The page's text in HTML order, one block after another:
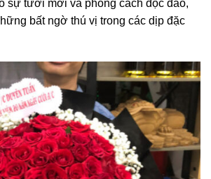
sự tươi mới và phong cách độc đáo,
bất ngờ thú vị trong các dịp đặc